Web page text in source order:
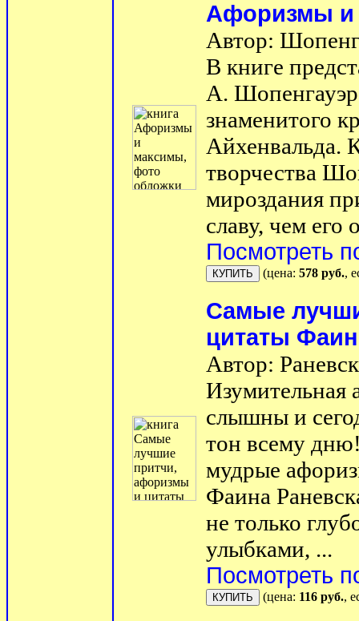
Афоризмы
Автор:
В книге
А.
знаменитого
Айхенвальда.
творчества
мироздания
славу, чем его
Посмотреть
(цена: 578 руб.,
Самые
цитаты
Автор:
Изумительная
слышны и
тон всему
мудрые
Фаина
не только
улыбками, ...
Посмотреть
(цена: 116 руб.,